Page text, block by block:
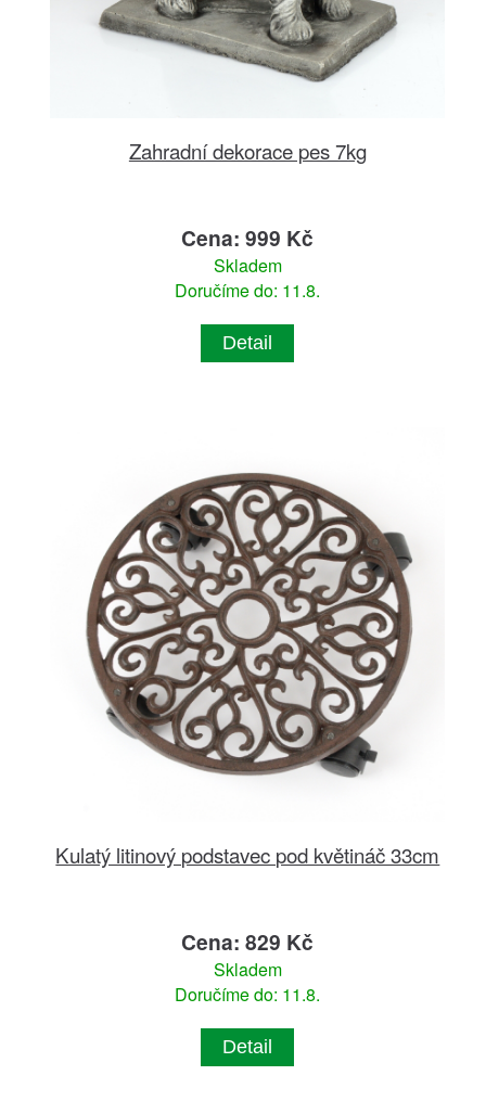
Zahradní dekorace pes 7kg
Cena: 999 Kč
Skladem
Doručíme do: 11.8.
Detail
Kulatý litinový podstavec pod květináč 33cm
Cena: 829 Kč
Skladem
Doručíme do: 11.8.
Detail